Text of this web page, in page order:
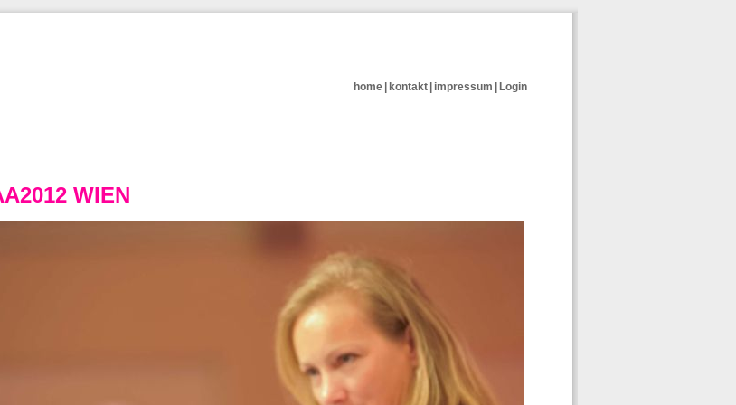
home kontakt impressum Login
WIEN